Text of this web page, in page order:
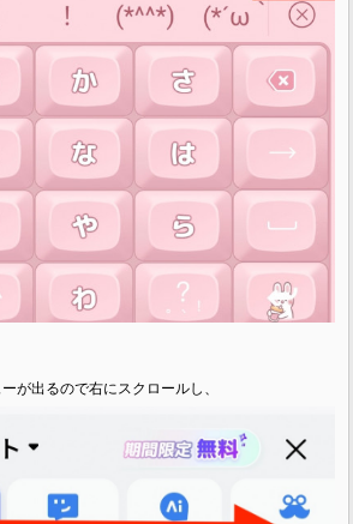
が出るので右にスクロールし、